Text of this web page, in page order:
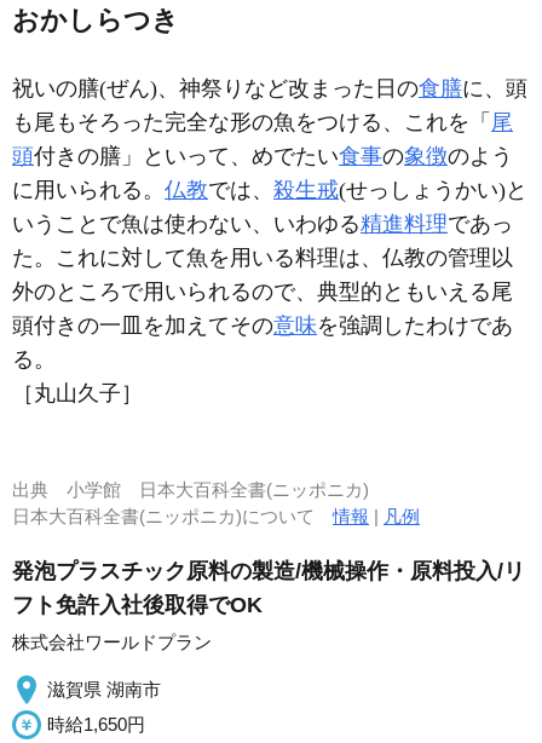
おかしらつき
祝いの膳(ぜん)、神祭りなど改まった日の食膳に、頭
も尾もそろった完全な形の魚をつける、これを「 尾
頭付きの膳」といって、めでたい食事の象徴のよう
に用いられる。 仏教では、 殺生戒(せっしょうかい)と
いうことで魚は使わない、いわゆる精進料理であっ
た。これに対して魚を用いる料理は、仏教の管理以
外のところで用いられるので、典型的ともいえる尾
頭付きの一皿を加えてその意味を強調したわけであ
る。
［丸山久子］
出典 小学館 日本大百科全書(ニッポニカ)
日本大百科全書(ニッポニカ)について情報 | 凡例
発泡プラスチック原料の製造/機械操作・原料投入/リ
フト免許入社後取得でOK
株式会社ワールドプラン
滋賀県 湖南市
時給1,650円